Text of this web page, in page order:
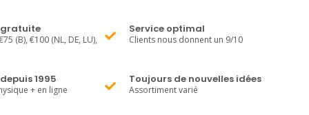
gratuite
(B), €100 (NL, DE, LU),
Service optimal
Clients nous donnent un 9/10
1995
+ en ligne
Toujours de nouvelles idées
Assortiment varié